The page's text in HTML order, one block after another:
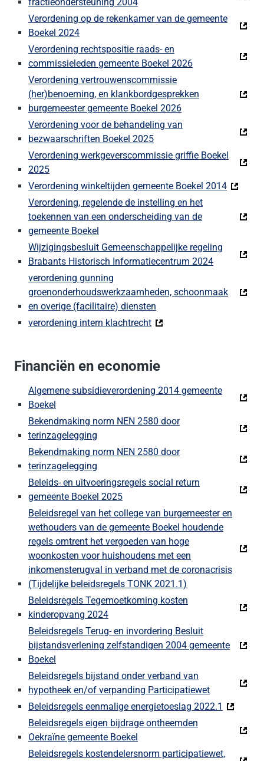
Verordening op de rekenkamer van de gemeente
Boekel 2024
Verordening rechtspositie raads- en
commissieleden gemeente Boekel 2026
Verordening vertrouwenscommissie
(her)benoeming, en klankbordgesprekken
burgemeester gemeente Boekel 2026
Verordening voor de behandeling van
bezwaarschriften Boekel 2025
Verordening werkgeverscommissie griffie Boekel
2025
Verordening winkeltijden gemeente Boekel 2014
Verordening, regelende de instelling en het
toekennen van een onderscheiding van de
gemeente Boekel
Wijzigingsbesluit Gemeenschappelijke regeling
Brabants Historisch Informatiecentrum 2024
verordening gunning
groenonderhoudswerkzaamheden, schoonmaak
en overige (facilitaire) diensten
verordening intern klachtrecht
Financiën en economie
Algemene subsidieverordening 2014 gemeente
Boekel
Bekendmaking norm NEN 2580 door
terinzagelegging
Bekendmaking norm NEN 2580 door
terinzagelegging
Beleids- en uitvoeringsregels social return
gemeente Boekel 2025
Beleidsregel van het college van burgemeester en
wethouders van de gemeente Boekel houdende
regels omtrent het vergoeden van hoge
woonkosten voor huishoudens met een
inkomensterugval in verband met de coronacrisis
(Tijdelijke beleidsregels TONK 2021.1)
Beleidsregels Tegemoetkoming kosten
kinderopvang 2024
Beleidsregels Terug- en invordering Besluit
bijstandsverlening zelfstandigen 2004 gemeente
Boekel
Beleidsregels bijstand onder verband van
hypotheek en/of verpanding Participatiewet
Beleidsregels eenmalige energietoeslag 2022.1
Beleidsregels eigen bijdrage ontheemden
Oekraïne gemeente Boekel
Beleidsregels kostendelersnorm participatiewet,